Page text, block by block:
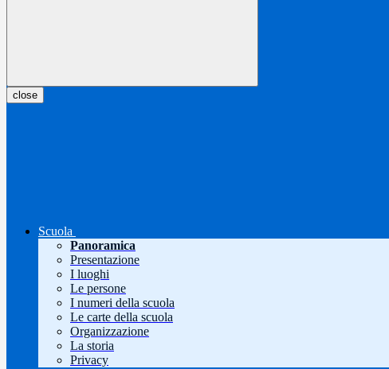
close
Scuola
Panoramica
Presentazione
I luoghi
Le persone
I numeri della scuola
Le carte della scuola
Organizzazione
La storia
Privacy